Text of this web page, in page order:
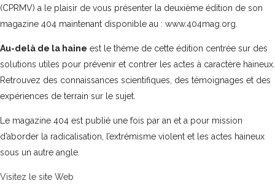
(CPRMV) a le plaisir de vous présenter la deuxième édition de son
magazine 404 maintenant disponible au : www.404mag.org
Au-delà de la haine est le thème de cette édition centrée sur des
solutions utiles pour prévenir et contrer les actes à caractère haineux.
Retrouvez des connaissances scientifiques, des témoignages et des
expériences de terrain sur le sujet.
Le magazine 404 est publié une fois par an et a pour mission
d’aborder la radicalisation, l’extrémisme violent et les actes haineux
sous un autre angle.
Visitez le site Web